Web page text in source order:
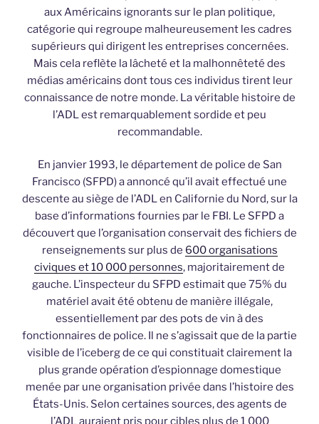
aux Américains ignorants sur le plan politique,
catégorie qui regroupe malheureusement les cadres
supérieurs qui dirigent les entreprises concernées.
Mais cela reflète la lâcheté et la malhonnêteté des
médias américains dont tous ces individus tirent leur
connaissance de notre monde. La véritable histoire de
l’ADL est remarquablement sordide et peu
recommandable.
En janvier 1993, le département de police de San
Francisco (SFPD) a annoncé qu’il avait effectué une
descente au siège de l’ADL en Californie du Nord, sur la
base d’informations fournies par le FBI. Le SFPD a
découvert que l’organisation conservait des fichiers de
renseignements sur plus de 600 organisations
civiques et 10 000 personnes, majoritairement de
gauche. L’inspecteur du SFPD estimait que 75% du
matériel avait été obtenu de manière illégale,
essentiellement par des pots de vin à des
fonctionnaires de police. Il ne s’agissait que de la partie
visible de l’iceberg de ce qui constituait clairement la
plus grande opération d’espionnage domestique
menée par une organisation privée dans l’histoire des
États-Unis. Selon certaines sources, des agents de
l’ADL auraient pris pour cibles plus de 1 000